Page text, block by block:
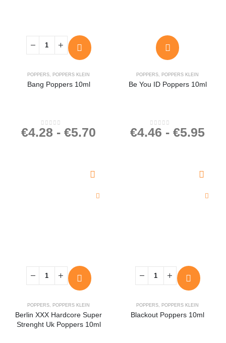
POPPERS, POPPERS KLEIN
Bang Poppers 10ml
0out of 5
€4.28 - €5.70
POPPERS, POPPERS KLEIN
Be You ID Poppers 10ml
0 out of 5
€4.46 - €5.95
POPPERS, POPPERS KLEIN
Berlin XXX Hardcore Super
Strenght Uk Poppers 10ml
POPPERS, POPPERS KLEIN
Blackout Poppers 10ml